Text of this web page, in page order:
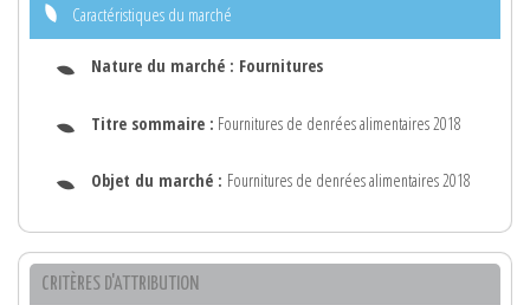
Caractéristiques du marché
Nature du marché : Fournitures
Titre sommaire : Fournitures de denrées alimentaires 2018
Objet du marché : Fournitures de denrées alimentaires 2018
CRITÈRES D'ATTRIBUTION